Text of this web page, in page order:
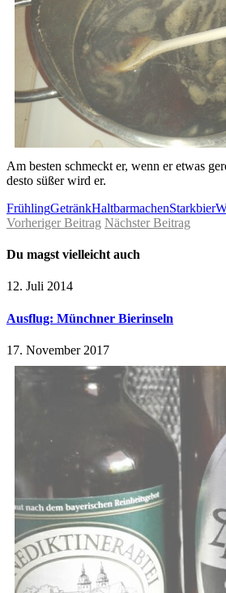
Am besten schmeckt er, wenn er etwas
desto süßer wird er.
FrühlingGetränkHaltbarmachenStarkbier
Vorheriger Beitrag Nächster Beitrag
Du magst vielleicht auch
12. Juli 2014
Ausflug: Münchner Bierinseln
17. November 2017